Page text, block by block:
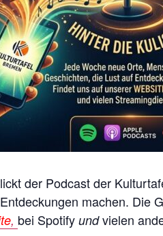
der Podcast der
machen. Die
, bei Spotify undvielen